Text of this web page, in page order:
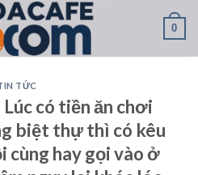
0
TỨC
Lúc có tiền ăn chơi
biệt thự thì có kêu
cùng hay gọi vào ở